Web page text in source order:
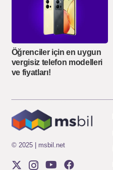
Öğrenciler için en uygun
vergisiz telefon modelleri
ve fiyatları!
© 2025 | msbil.net